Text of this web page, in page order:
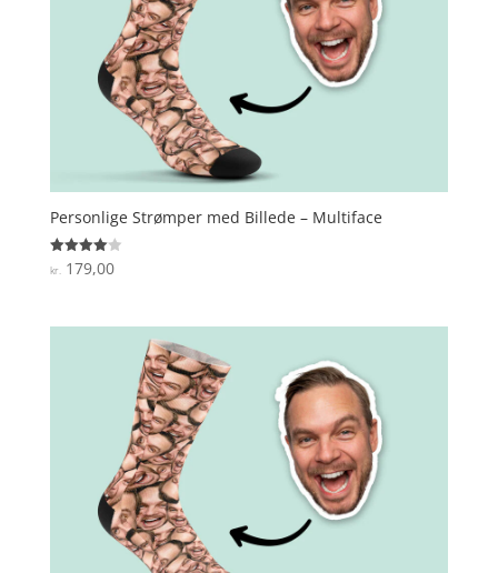
Personlige Strømper med Billede – Multiface
Vurderet
4
kr.179,00